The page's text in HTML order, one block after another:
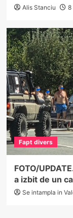
Alis Stanciu 8
Fapt divers
FOTO/
a izbit de un
Se intampla in